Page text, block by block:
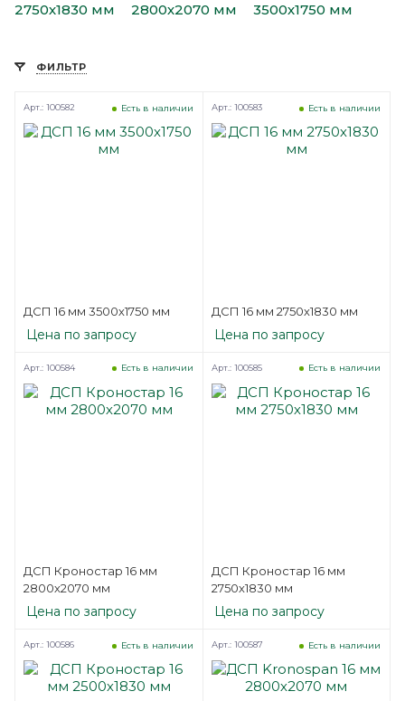
2750х1830 мм 2800х2070 мм 3500х1750 мм
ФИЛЬТР
ДСП 16 мм 3500х1750 мм
Есть в наличии
Арт.: 100582
Цена по запросу
ДСП 16 мм 2750х1830 мм
Есть в наличии
Арт.: 100583
Цена по запросу
ДСП Кроностар 16 мм
2800х2070 мм
Есть в наличии
Арт.: 100584
Цена по запросу
ДСП Кроностар 16 мм
2750х1830 мм
Есть в наличии
Арт.: 100585
Цена по запросу
Есть в наличии
Арт.: 100586 Есть в наличии
Арт.: 100587